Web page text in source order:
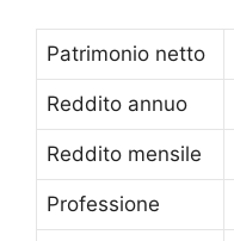
Patrimonio netto
Reddito annuo
Reddito mensile
Professione